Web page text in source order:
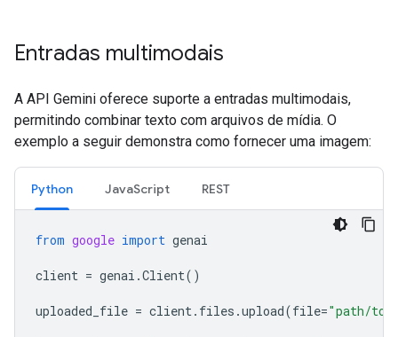
Entradas multimodais
A API Gemini oferece suporte a entradas multimodais,
permitindo combinar texto com arquivos de mídia. O
exemplo a seguir demonstra como fornecer uma imagem:
Python JavaScript REST
from google import genai
client = genai .Client()
uploaded_file = client. files .upload(file="path/to/